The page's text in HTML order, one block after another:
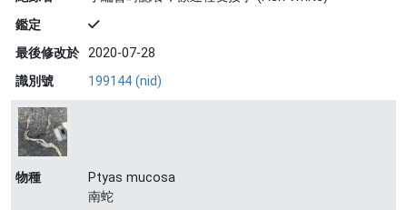
鑑定
最後修改於 2020-07-28
識別號
199144 (nid)
物種
Ptyas mucosa
南蛇